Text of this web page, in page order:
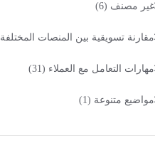
غير مصنف (6)
مقارنة تسويقية بين المنصات المختلفة
مهارات التعامل مع العملاء (31)
مواضيع متنوعة (1)